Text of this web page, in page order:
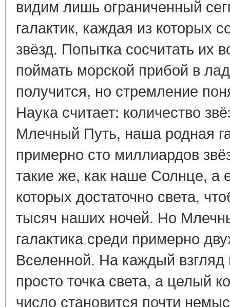
видим лишь ограниченный
галактик, каждая из которых
звёзд. Попытка сосчитать их
поймать морской прибой в
получится, но стремление
Наука считает: количество
Млечный Путь, наша родная
примерно сто миллиардов
такие же, как наше Солнце, а
которых достаточно света,
тысяч наших ночей. Но
галактика среди примерно
Вселенной. На каждый взгляд
просто точка света, а целый
число становится почти